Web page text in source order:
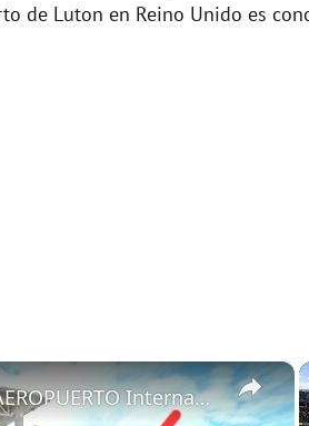
de Luton en Reino Unido es
×
ASÍ AVANZA la AMPLIACIÓN DEL AEROPUERTO Internacional DE QUITO ?? | 35+% LISTO ✅